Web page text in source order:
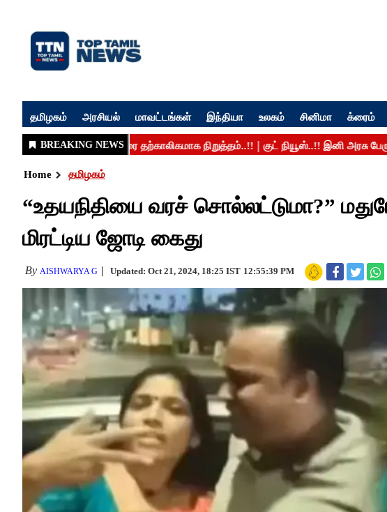
தமிழகம் அரசியல் மாவட்டங்கள் இந்தியா உலகம் சினிமா க்ரைம்
Home தமிழகம்
“உதயநிதியை வரச் சொல்லட்டுமா?”
மிரட்டிய ஜோடி கைது
By AISHWARYA G Updated: Oct 21, 2024, 18:25 IST 12:55:39 PM